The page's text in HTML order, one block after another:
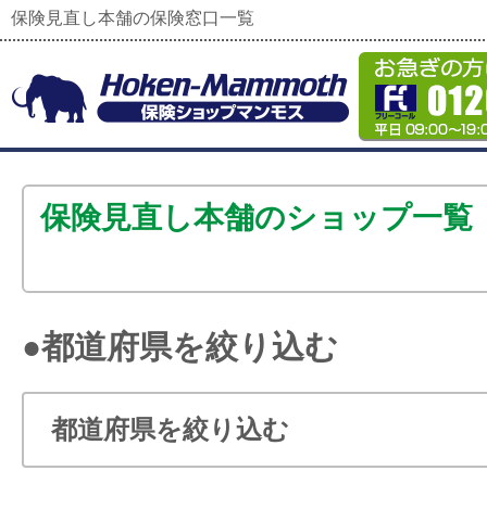
保険見直し本舗の保険窓口一覧
保険見直し本舗のショップ一覧
●都道府県を絞り込む